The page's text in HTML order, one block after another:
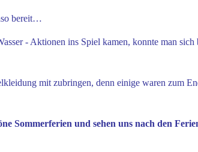
bereit…
- Aktionen ins Spiel kamen, konnte man sich
mit zubringen, denn einige waren zum
Sommerferien und sehen uns nach den